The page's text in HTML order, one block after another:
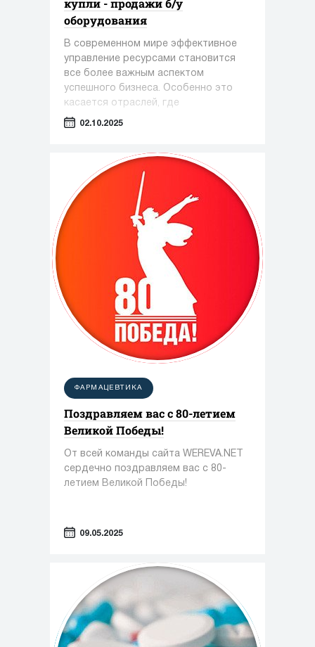
оборудования
В современном мире эффективное
управление ресурсами становится
все более важным аспектом
успешного бизнеса. Особенно это
касается отраслей, где
оборудование играет ключевую роль
промышленность.
02.10.2025
ФАРМАЦЕВТИКА
Поздравляем вас с 80-летием
Великой Победы!
От всей команды сайта WEREVA.NET
сердечно поздравляем вас с 80-
летием Великой Победы!
09.05.2025